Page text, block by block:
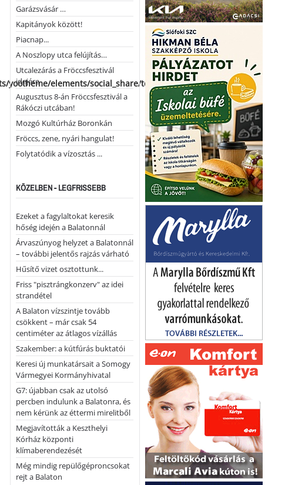
yootheme/elements/social_share/templates/template.php
Garázsvásár …
Kapitányok között!
Piacnap...
A Noszlopy utca felújítás…
Utcalezárás a Fröccsfesztivál
idejére
Augusztus 8-án Fröccsfesztivál a
Rákóczi utcában!
Mozgó Kultúrház Boronkán
Fröccs, zene, nyári hangulat!
Folytatódik a vízosztás ...
KÖZELBEN - LEGFRISSEBB
Ezeket a fagylaltokat keresik
hőség idején a Balatonnál
Árvaszúnyog helyzet a Balatonnál
– további jelentős rajzás várható
Hűsítő vizet osztottunk...
Friss "pisztrángkonzerv" az idei
strandétel
A Balaton vízszintje tovább
csökkent – már csak 54
centiméter az átlagos vízállás
Szakember: a kútfúrás buktatói
Keresi új munkatársait a Somogy
Vármegyei Kormányhivatal
G7: újabban csak az utolsó
percben indulunk a Balatonra, és
nem kérünk az éttermi mirelitből
Megjavították a Keszthelyi
Kórház központi
klímaberendezését
Még mindig repülőgéproncsokat
rejt a Balaton